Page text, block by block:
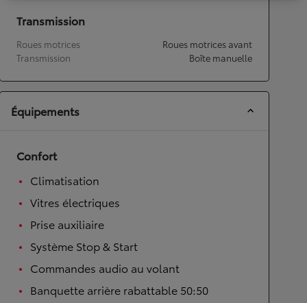
Transmission
Roues motrices
Roues motrices avant
Transmission
Boîte manuelle
Équipements
Confort
Climatisation
Vitres électriques
Prise auxiliaire
Système Stop & Start
Commandes audio au volant
Banquette arrière rabattable 50:50